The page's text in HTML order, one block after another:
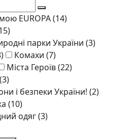
EUROPA(14)
парки України (3)
Комахи (7)
Міста Героїв(22)
(3)
і безпеки України! (2)
(10)
одяг(3)